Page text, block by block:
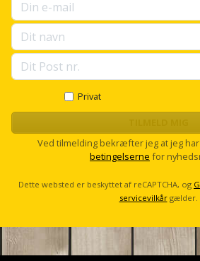
plader
Savbuk
Savklinge
Skraber
Skruestik
Skruetrækker
Skruetvinge
Smøring
Kompressor
Lader
Ligesliber
Limpistol
Linjelaser
Loddekolbe
Måleinstrumenter
Lommelygte
Merchandise
Mobiltilbehør
Pavillon
Personlig
Postkasse
Privat
Ved tilmelding bekræfter jeg at jeg
betingelserne for
Dette websted er beskyttet af reCAPTCHA, og
servicevilkårgælder.